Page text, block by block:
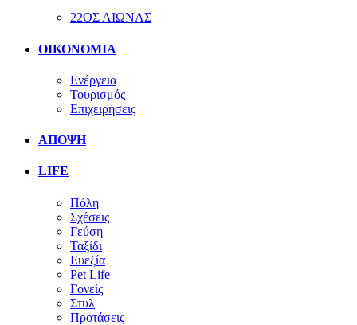
22ΟΣ ΑΙΩΝΑΣ
ΟΙΚΟΝΟΜΙΑ
Ενέργεια
Τουρισμός
Επιχειρήσεις
ΑΠΟΨΗ
LIFE
Πόλη
Σχέσεις
Γεύση
Ταξίδι
Ευεξία
Pet Life
Γονείς
Στυλ
Προτάσεις